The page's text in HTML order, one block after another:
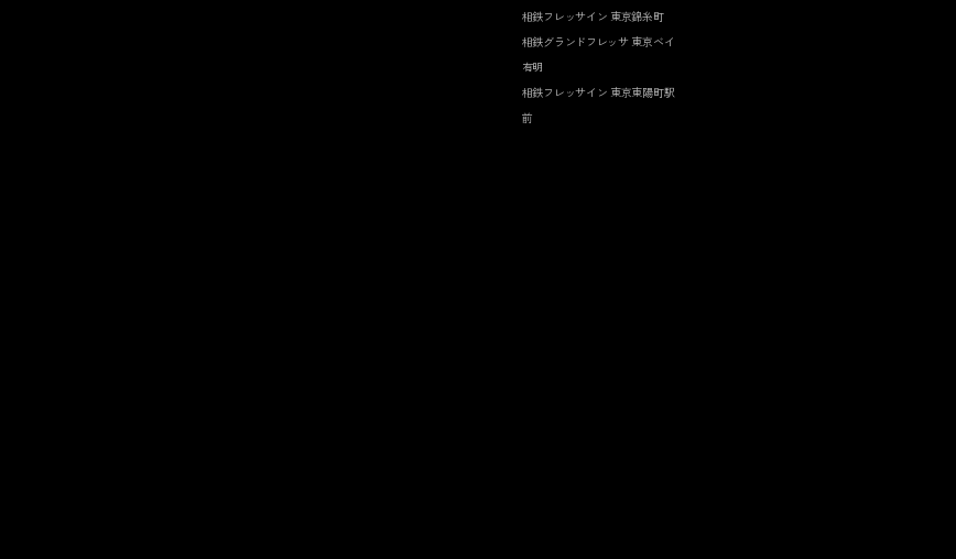
相鉄フレッサイン 東京錦糸町
相鉄グランドフレッサ 東京ベイ
有明
相鉄フレッサイン 東京東陽町駅
前